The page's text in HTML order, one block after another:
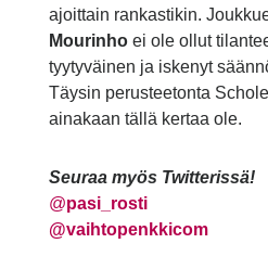
ajoittain rankastikin.
Mourinho ei ole ollut
tyytyväinen ja iskenyt
Täysin perusteetonta
ainakaan tällä kertaa ole.
Seuraa myös Twitterissä!
@pasi_rosti
@vaihtopenkkicom